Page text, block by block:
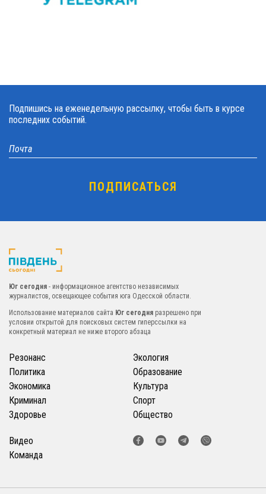
Подпишись на еженедельную рассылку, чтобы быть в курсе
последних событий.
Юг сегодня - информационное агентство независимых
журналистов, освещающее события юга Одесской области.
Использование материалов сайта Юг сегодня разрешено при
условии открытой для поисковых систем гиперссылки на
конкретный материал не ниже второго абзаца
Резонанс
Политика
Экономика
Криминал
Здоровье
Экология
Образование
Культура
Спорт
Общество
Видео
Команда